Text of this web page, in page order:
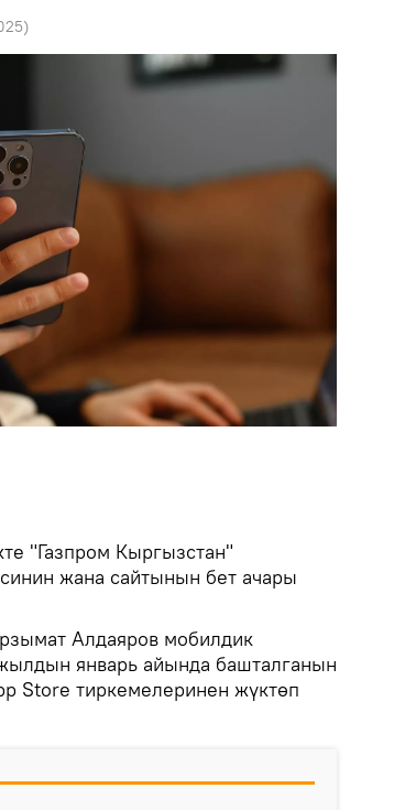
)
"Газпром Кыргызстан"
жана сайтынын бет ачары
Алдаяров мобилдик
январь айында башталганын
Store тиркемелеринен жүктөп